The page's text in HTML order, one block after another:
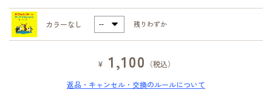
カラーなし 残りわずか
¥ 1,100
（税込）
返品・キャンセル・交換のルールについて